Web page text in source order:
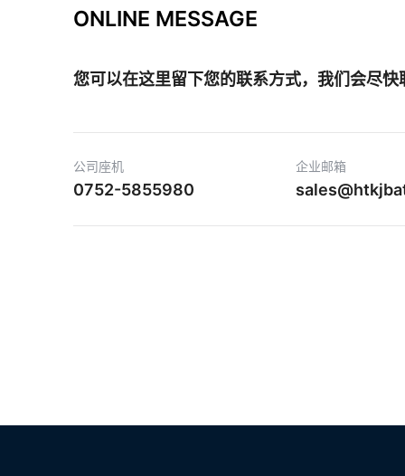
ONLINE MESSAGE
您可以在这里留下您的联系方式，我们会尽快
公司座机
0752-5855980
企业邮箱